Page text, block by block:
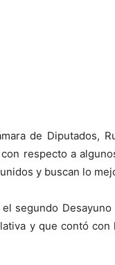
de Diputados,
respecto a
y buscan lo
segundo
y que contó con